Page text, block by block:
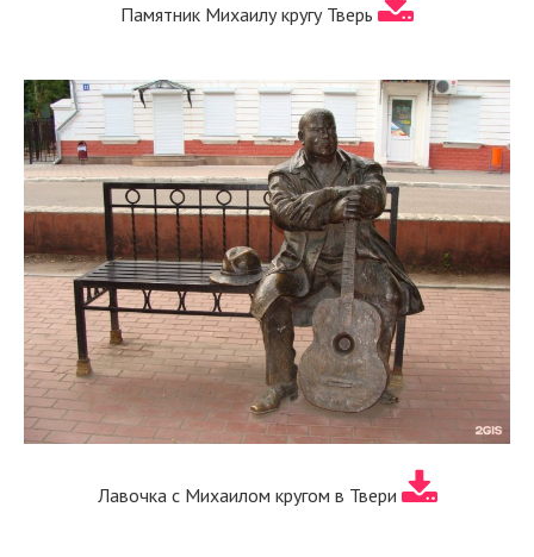
Памятник Михаилу кругу Тверь
Лавочка с Михаилом кругом в Твери